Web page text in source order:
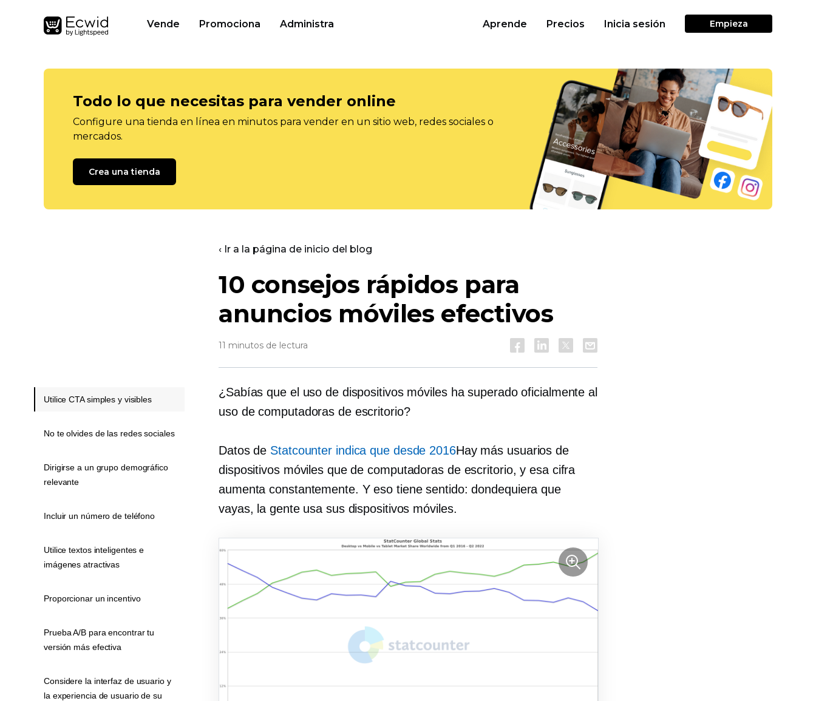
Vende Promociona Administra Aprende Precios Inicia sesión Empieza
Todo lo que necesitas para vender online
Configure una tienda en línea en minutos para vender en un sitio web, redes sociales o
mercados.
Crea una tienda
‹ Ir a la página de inicio del blog
10 consejos rápidos para
anuncios móviles efectivos
11 minutos de lectura
¿Sabías que el uso de dispositivos móviles ha superado oficialmente al
uso de computadoras de escritorio?
Datos de Statcounter indica que desde 2016Hay más usuarios de
dispositivos móviles que de computadoras de escritorio, y esa cifra
aumenta constantemente. Y eso tiene sentido: dondequiera que
vayas, la gente usa sus dispositivos móviles.
Utilice CTA simples y visibles
No te olvides de las redes sociales
Dirigirse a un grupo demográfico
relevante
Incluir un número de teléfono
Utilice textos inteligentes e
imágenes atractivas
Proporcionar un incentivo
Prueba A/B para encontrar tu
versión más efectiva
Considere la interfaz de usuario y
la experiencia de usuario de su